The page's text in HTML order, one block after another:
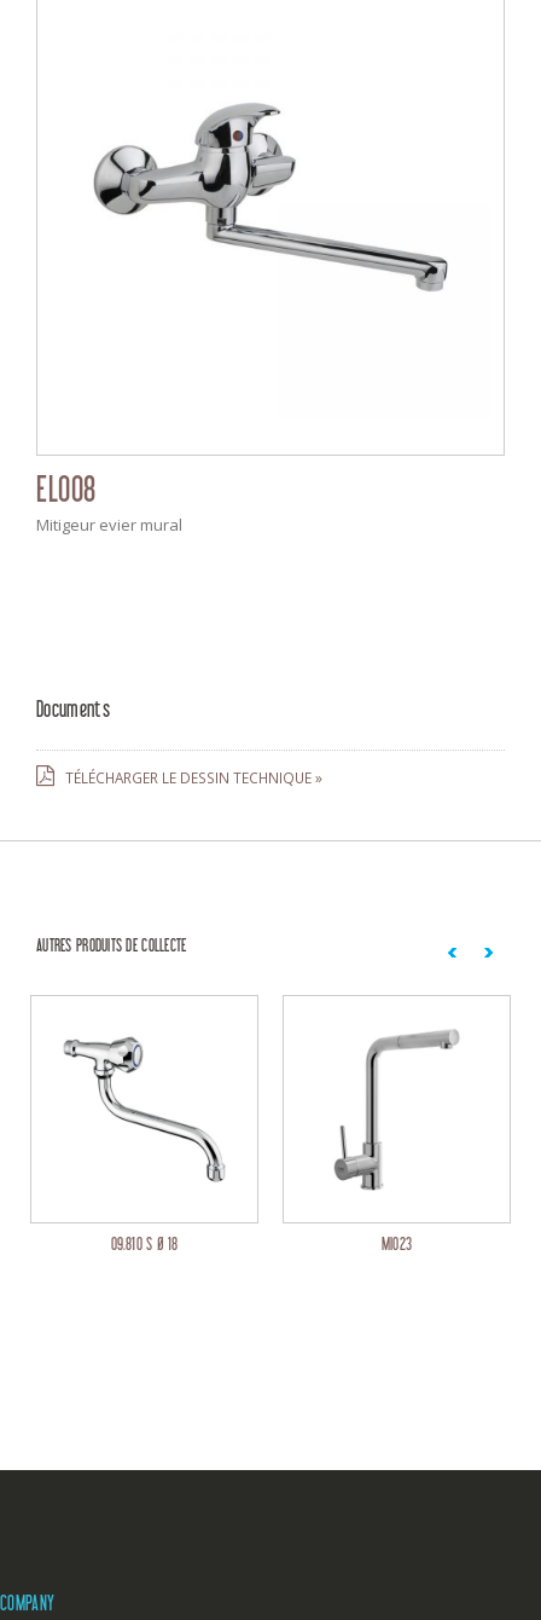
EL008
Mitigeur evier mural
Documents
TÉLÉCHARGER LE DESSIN TECHNIQUE »
AUTRES PRODUITS DE COLLECTE
09.810 S Ø 18 MI023
COMPANY